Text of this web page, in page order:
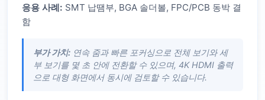
응용 사례: SMT 납땜부, BGA 솔더볼, FPC/PCB 동박 결
함
부가 가치: 연속 줌과 빠른 포커싱으로 전체 보기와 세
부 보기를 몇 초 안에 전환할 수 있으며, 4K HDMI 출력
으로 대형 화면에서 동시에 검토할 수 있습니다.